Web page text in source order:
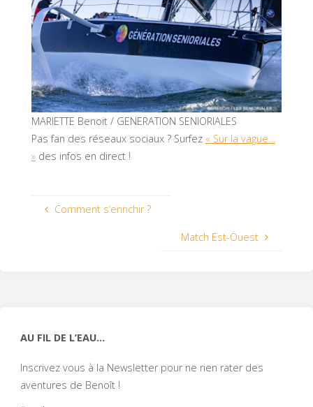
MARIETTE Benoit / GENERATION SENIORIALES
Pas fan des réseaux sociaux ? Surfez « Sur la vague…
»des infos en direct !
Comment s’enrichir ?
Match Est-Ouest
AU FIL DE L’EAU…
Inscrivez vous à la Newsletter pour ne rien rater des
aventures de Benoît !